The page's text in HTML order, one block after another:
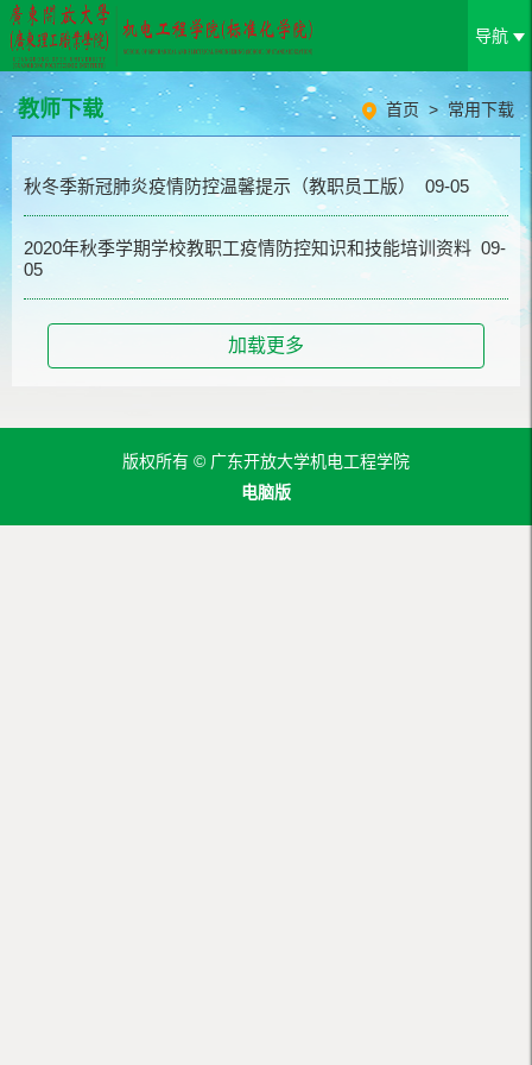
导航
教师下载 首页 > 常用下载
秋冬季新冠肺炎疫情防控温馨提示（教职员工版） 09-05
2020年秋季学期学校教职工疫情防控知识和技能培训资料 09-
05
加载更多
版权所有 © 广东开放大学机电工程学院
电脑版